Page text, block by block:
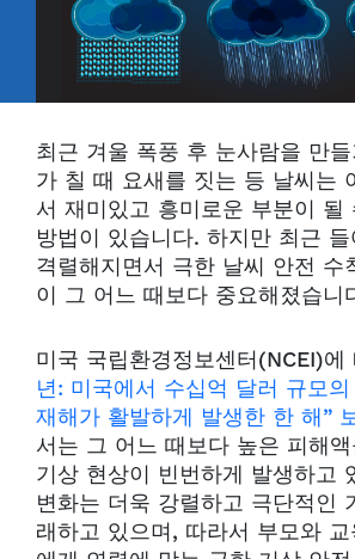
최근 겨울 폭풍 후 눈사람을 만
가 칠 때 요새를 짓는 등 날씨는
서 재미있고 흥미로운 부분이 될
방법이 있습니다. 하지만 최근
격렬해지면서 극한 날씨 안전 수
이 그 어느 때보다 중요해졌습니
미국 국립환경정보센터(NCEI)에
년: 미국에서 수십억 달러 규모
재해가 활발하게 발생한 한 해”
서는 그 어느 때보다 높은 피해
기상 현상이 빈번하게 발생하고
변화는 더욱 강렬하고 극단적인
래하고 있으며, 따라서 부모와